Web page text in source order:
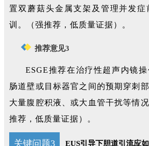
置双蘑菇头金属支架及管理并发
训。（强推荐，低质量证据）。
推荐意见3
ESGE推荐在治疗性超声内镜
肠道壁或目标器官之间的预期穿刺
大量腹腔积液、或大血管干扰等情
推荐，低质量证据）。
关键问题3 EUS引导下胆道引流应